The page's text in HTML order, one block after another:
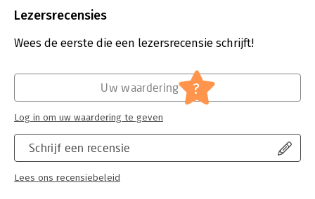
Uitgever:
Verschijningsdatum:
27-1-2018
Lezersrecensies
Wees de eerste die een lezersrecensie schrijft!
Schrijf een recensie
Lees ons recensiebeleid
Uw waardering ?
Log in om uw waardering te geven